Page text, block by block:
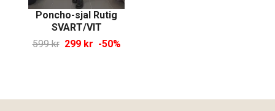
Poncho-sjal Rutig
SVART/VIT
599 kr 299 kr -50%